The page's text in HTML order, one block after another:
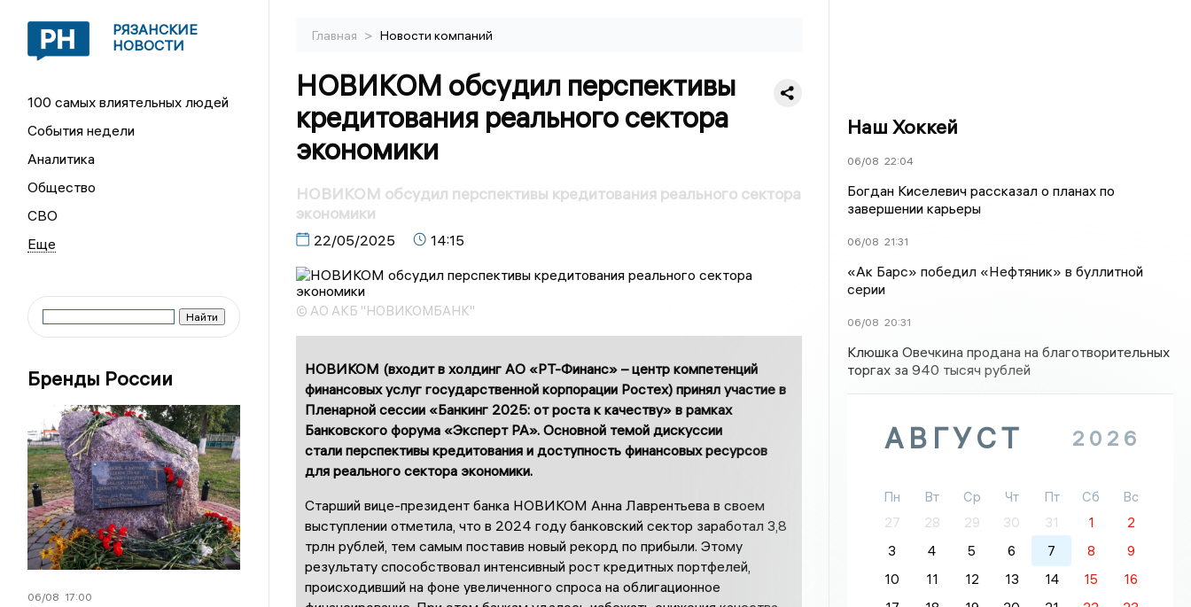
РЯЗАНСКИЕ
НОВОСТИ
100 самых влиятельных людей
События недели
Аналитика
Общество
СВО
Бренды России
06/08 17:00
Главная > Новости компаний
НОВИКОМ обсудил перспективы
кредитования реального сектора
экономики
НОВИКОМ обсудил перспективы кредитования реального сектора
экономики
22/05/2025 14:15
© АО АКБ "НОВИКОМБАНК"
НОВИКОМ (входит в холдинг АО «РТ-Финанс» – центр компетенций
финансовых услуг государственной корпорации Ростех) принял участие в
Пленарной сессии «Банкинг 2025: от роста к качеству» в рамках
Банковского форума «Эксперт РА». Основной темой дискуссии
стали перспективы кредитования и доступность финансовых ресурсов
для реального сектора экономики.
Старший вице-президент банка НОВИКОМ Анна Лаврентьева в своем
выступлении отметила, что в 2024 году банковский сектор заработал 3,8
трлн рублей, тем самым поставив новый рекорд по прибыли. Этому
результату способствовал интенсивный рост кредитных портфелей,
происходивший на фоне увеличенного спроса на облигационное
Наш Хоккей
06/08 22:04
Богдан Киселевич рассказал о планах по
завершении карьеры
06/08 21:31
«Ак Барс» победил «Нефтяник» в буллитной
серии
06/08 20:31
Клюшка Овечкина продана на благотворительных
торгах за 940 тысяч рублей
АВГУСТ 2026
Пн Вт Ср Чт Пт Сб
Вс
27
28 29 30 31 1
2
3
4 5 6 7 8
9
10
11 12 13 14 15
16